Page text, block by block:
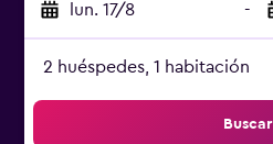
lun. 17/8 -
2 huéspedes, 1 habitación
Buscar